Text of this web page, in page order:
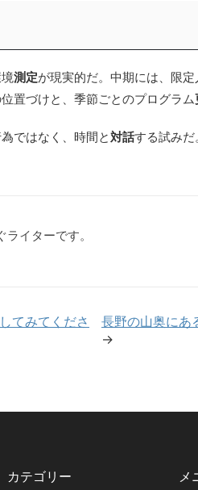
測定が現実的だ。中期には、限
置づけと、季節ごとのプログラム
ではなく、時間と対話する試み
イターです。
てみてくださ
長野の山奥にあ
→